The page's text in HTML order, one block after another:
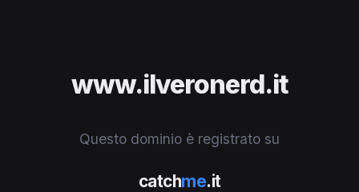
www.ilveronerd.it
Questo dominio è registrato su
catchme.it